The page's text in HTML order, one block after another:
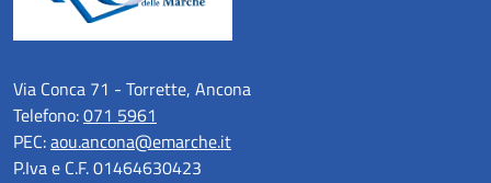
Via Conca 71 - Torrette, Ancona
Telefono:071 5961
PEC:aou.ancona@emarche.it
P.Iva e C.F. 01464630423